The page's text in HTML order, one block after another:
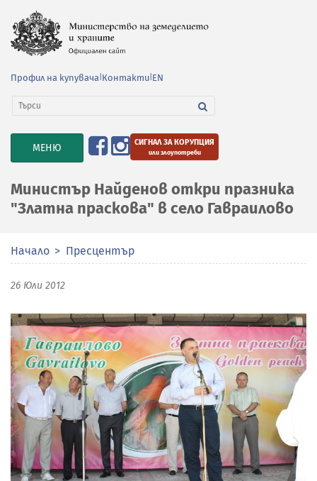
Профил на купувача Контакти EN
TOGGLE
NAVIGATION
МЕНЮ СИГНАЛ ЗА КОРУПЦИЯ
или злоупотреби
Министър Найденов откри празника
"Златна праскова" в село Гавраилово
Начало Пресцентър
26 Юли 2012